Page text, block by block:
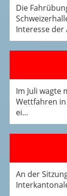
Die
Interesse der
Im Juli wagte
Wettfahren
ei...
An der